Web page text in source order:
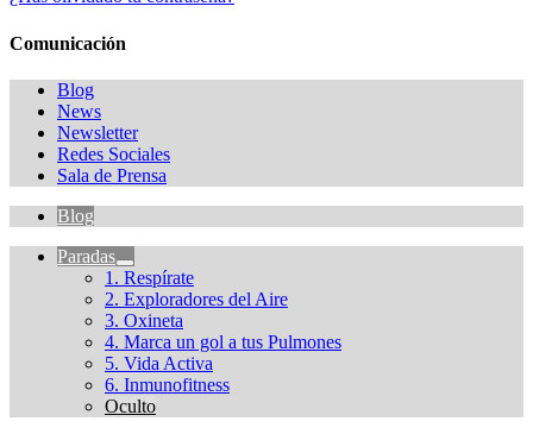
Comunicación
Blog
News
Newsletter
Redes Sociales
Sala de Prensa
Blog
Paradas
1. Respírate
2. Exploradores del Aire
3. Oxineta
4. Marca un gol a tus Pulmones
5. Vida Activa
6. Inmunofitness
Oculto